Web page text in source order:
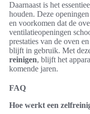
Daarnaast is het
houden. Deze
en voorkomen dat de
ventilatieopeningen
prestaties van de oven
blijft in gebruik. Met
reinigen, blijft het
komende jaren.
FAQ
Hoe werkt een